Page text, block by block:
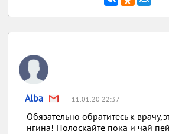
Alba 11.01.20 22:37
Обязательно обратитесь к
нгина! Полоскайте пока и чай